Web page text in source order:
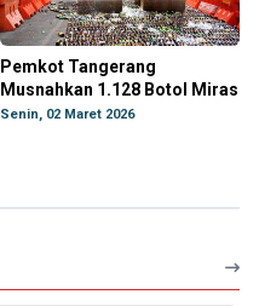
Pemkot Tangerang
Musnahkan 1.128 Botol Miras
Senin, 02 Maret 2026